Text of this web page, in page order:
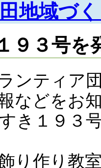
地域づ
９３号を
ンティア
などをお
き１９３
り作り教